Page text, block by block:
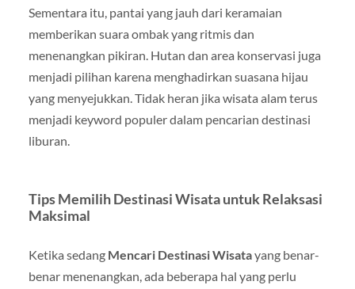
Sementara itu, pantai yang jauh dari keramaian
memberikan suara ombak yang ritmis dan
menenangkan pikiran. Hutan dan area konservasi juga
menjadi pilihan karena menghadirkan suasana hijau
yang menyejukkan. Tidak heran jika wisata alam terus
menjadi keyword populer dalam pencarian destinasi
liburan.
Tips Memilih Destinasi Wisata untuk Relaksasi
Maksimal
Ketika sedang Mencari Destinasi Wisatayang benar-
benar menenangkan, ada beberapa hal yang perlu